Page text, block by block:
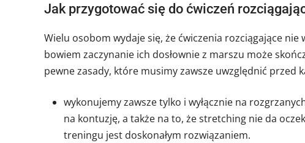
Jak przygotować się do ćwiczeń
Wielu osobom wydaje się, że ćwiczenia rozciągające
bowiem zaczynanie ich dosłownie z marszu może
pewne zasady, które musimy zawsze uwzględnić przed
wykonujemy zawsze tylko i wyłącznie na
na kontuzję, a także na to, że stretching nie da
treningu jest doskonałym rozwiązaniem.